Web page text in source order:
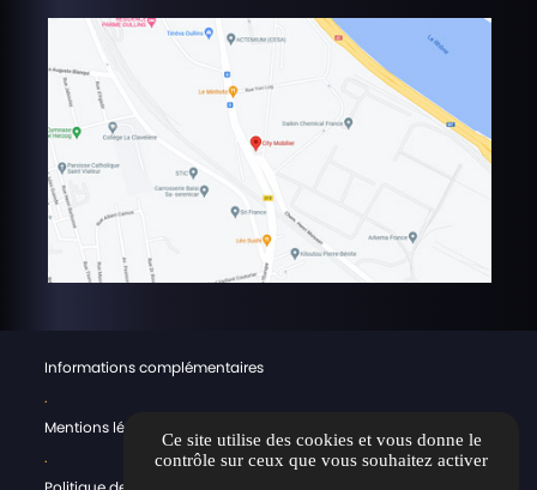
Informations complémentaires
.
Mentions légales
.
Ce site utilise des cookies et vous donne le
contrôle sur ceux que vous souhaitez activer